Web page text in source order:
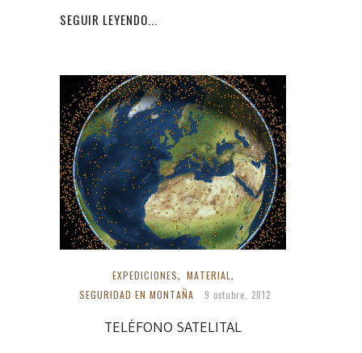
SEGUIR LEYENDO...
EXPEDICIONES, MATERIAL ,
SEGURIDAD EN MONTAÑA
9 octubre, 2012
TELÉFONO SATELITAL